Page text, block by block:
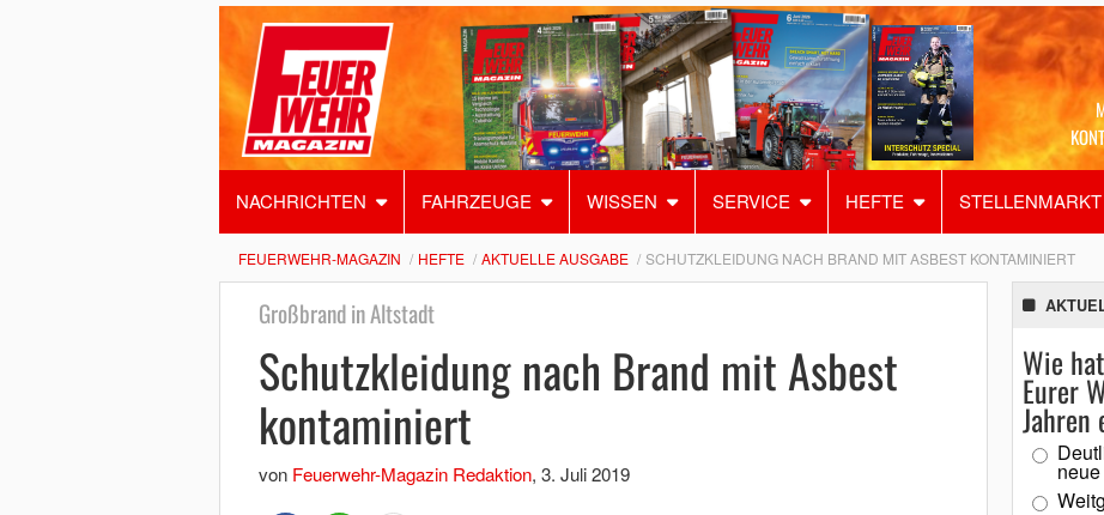
NACHRICHTEN FAHRZEUGE WISSEN SERVICE HEFTE STELLENMARKT
FEUERWEHR-MAGAZIN HEFTE AKTUELLE AUSGABE SCHUTZKLEIDUNG NACH BRAND MIT ASBEST KONTAMINIERT
Großbrand in Altstadt
Schutzkleidung nach Brand mit Asbest
kontaminiert
von Feuerwehr-Magazin Redaktion, 3. Juli 2019
Wie
Eurer